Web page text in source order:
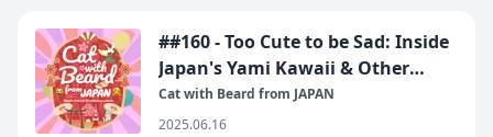
##160 - Too Cute to be Sad: Inside
Japan's Yami Kawaii & Other
Fashion Subcultures
Cat with Beard from JAPAN
2025.06.16